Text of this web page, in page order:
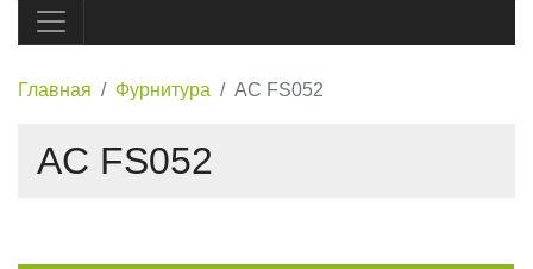
Главная Фурнитура AC FS052
AC FS052